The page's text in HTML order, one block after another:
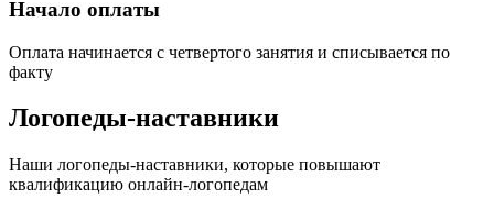
Начало оплаты
Оплата начинается с четвертого занятия и списывается по
факту
Логопеды-наставники
Наши логопеды-наставники, которые повышают
квалификацию онлайн-логопедам